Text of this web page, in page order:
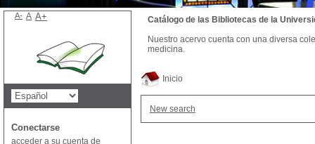
Inicio
New search
Catálogo de las Bibliotecas de la
Nuestro acervo cuenta con una diversa
medicina.
A- A A+
Conectarse
acceder a su cuenta de